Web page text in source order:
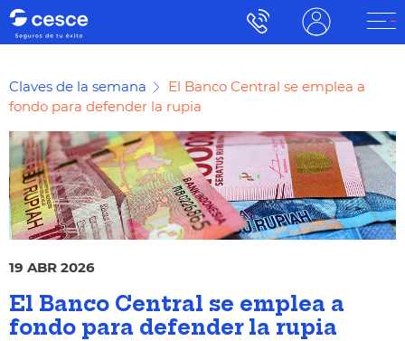
Claves de la semana
El Banco Central se emplea a
fondo para defender la rupia
19 ABR 2026
El Banco Central se emplea a
fondo para defender la rupia